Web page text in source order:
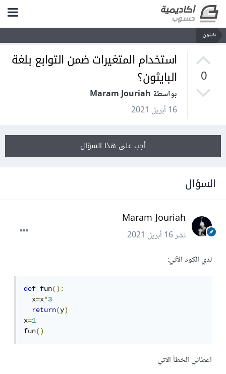
بايثون
0
استخدام المتغيرات ضمن التوابع بلغة
البايثون؟
بواسطة Maram Jouriah
16 أبريل 2021
أجب على هذا السؤال
السؤال
Maram Jouriah
نشر16 أبريل 2021
لدي الكود الآتي:
def fun():
  x
=x*3
return(y)
x=1
fun()
اعطاني الخطأ الاتي